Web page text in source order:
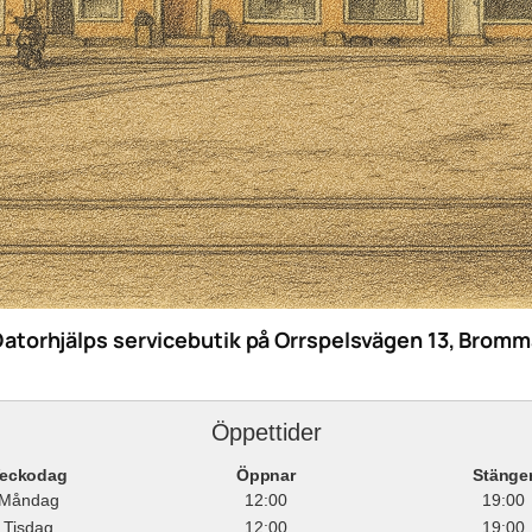
servicebutik på Orrspelsvägen 13,
Öppettider
Öppnar
12:00
19:00
Tisdag
12:00 19:00